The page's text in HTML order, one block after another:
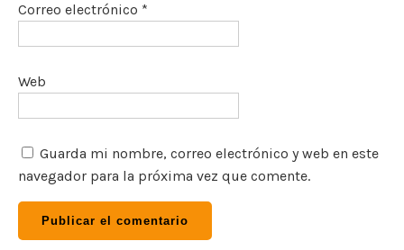
Correo electrónico *
Web
Guarda mi nombre, correo electrónico y web en este
navegador para la próxima vez que comente.